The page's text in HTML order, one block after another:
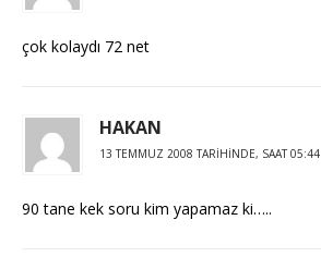
çok kolaydı 72 net
HAKAN
13 TEMMUZ 2008 TARIHINDE, SAAT 05:44
90 tane kek soru kim yapamaz ki…..